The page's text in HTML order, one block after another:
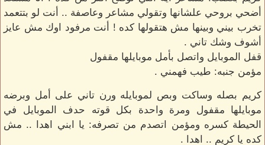
أضحي بروحي علشانها وتقولي مشاعر وعاصفة .. أنت لو بتتعمد
تخرب بيني وبينها مش هتقولها كده ! أنت مرفود اوك مش عايز
أشوف وشك تاني .
قفل الموبايل واتصل بأمل موبايلها مقفول
مؤمن جنبه: طيب فهمني .
كريم بصله وساكت وبص لموبايله ورن تاني على أمل وبرضه
موبايلها مقفول ومرة واحدة بكل قوته حدف الموبايل في
الحيطة كسره ومؤمن اتصدم من تصرفه: يا ابني اهدا .. مش
كده يا كريم .. اهدا .